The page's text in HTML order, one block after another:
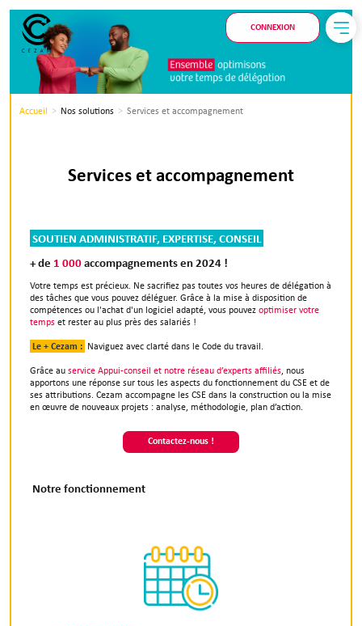
CONNEXION
Accueil Nos solutions Services et accompagnement
Services et accompagnement
SOUTIEN ADMINISTRATIF, EXPERTISE, CONSEIL
+ de 1 000accompagnements en 2024 !
Votre temps est précieux. Ne sacrifiez pas toutes vos heures de délégation à
des tâches que vous pouvez déléguer. Grâce à la mise à disposition de
compétences ou l'achat d'un logiciel adapté, vous pouvezoptimiser votre
tempset rester au plus près des salariés !
Le + Cezam : Naviguez avec clarté dans le Code du travail.
Grâce auservice Appui-conseil et notre réseau d’experts affiliés, nous
apportons une réponse sur tous les aspects du fonctionnement du CSE et de
ses attributions. Cezam accompagne les CSE dans la construction ou la mise
en œuvre de nouveaux projets : analyse, méthodologie, plan d’action.
Contactez-nous !
Notre fonctionnement